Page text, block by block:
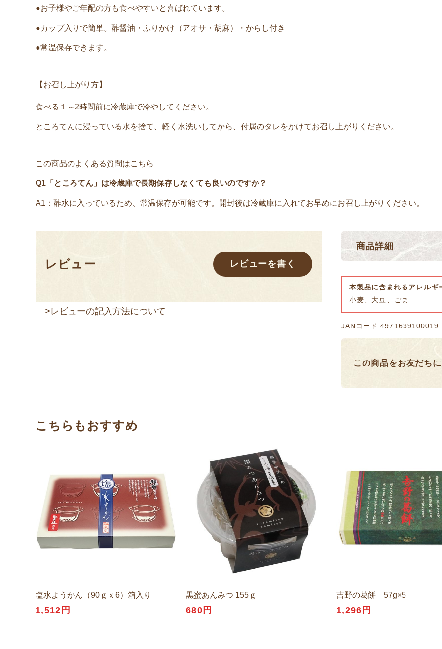
●お子様やご年配の方も食べやすいと喜ばれています。
●カップ入りで簡単。酢醤油・ふりかけ（アオサ・胡麻）・からし付き
●常温保存できます。
【お召し上がり方】
食べる１～2時間前に冷蔵庫で冷やしてください。
ところてんに浸っている水を捨て、軽く水洗いしてから、付属のタレをかけてお召し上がりください。
この商品のよくある質問はこちら
Q1「ところてん」は冷蔵庫で長期保存しなくても良いのですか？
A1：酢水に入っているため、常温保存が可能です。開封後は冷蔵庫に入れてお早めにお召し上がりください。
レビュー レビューを書く
>レビューの記入方法について
商品詳細
本製品に含まれるアレルギ
小麦、大豆、ごま
JANコード 4971639100019
この商品をお友だち
こちらもおすすめ
塩水ようかん（90ｇｘ6）箱入り
1,512円
黒蜜あんみつ 155ｇ
680円
吉野の葛餅 57g×5
1,296円